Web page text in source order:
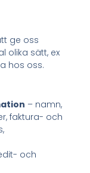
ge oss
olika sätt, ex
hos oss.
– namn,
faktura- och
och